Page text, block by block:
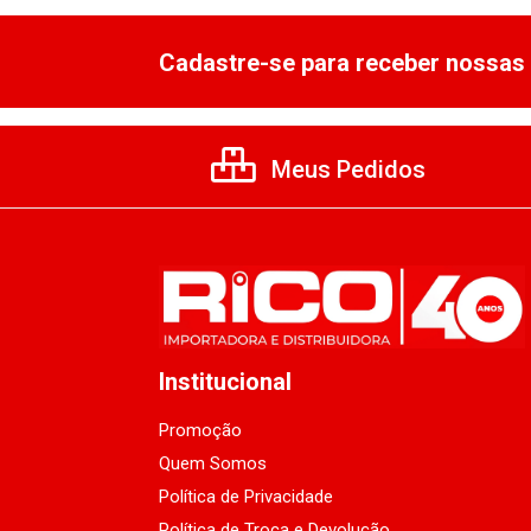
Cadastre-se para receber
Meus Pedidos
Institucional
Promoção
Quem Somos
Política de Privacidade